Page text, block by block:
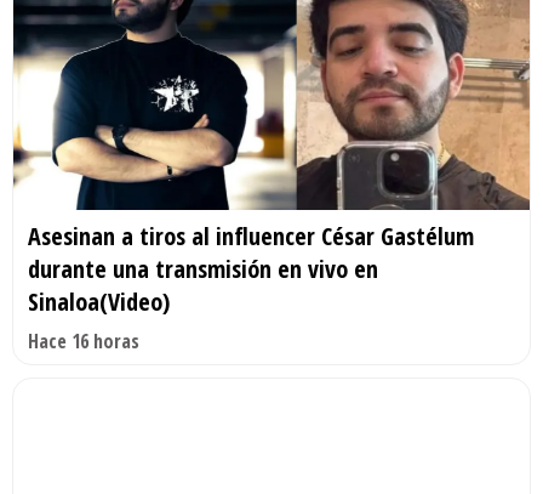
Asesinan a tiros al influencer César Gastélum
durante una transmisión en vivo en
Sinaloa(Video)
Hace 16 horas